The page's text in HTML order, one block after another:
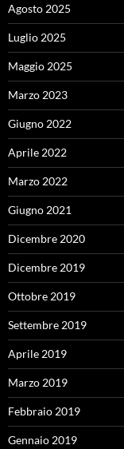
Agosto 2025
Luglio 2025
Maggio 2025
Marzo 2023
Giugno 2022
Aprile 2022
Marzo 2022
Giugno 2021
Dicembre 2020
Dicembre 2019
Ottobre 2019
Settembre 2019
Aprile 2019
Marzo 2019
Febbraio 2019
Gennaio 2019